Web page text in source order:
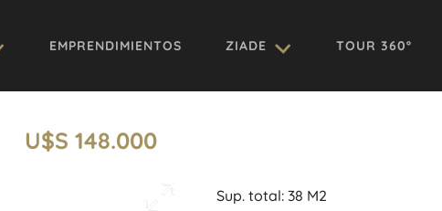
EMPRENDIMIENTOS ZIADE TOUR 360º
U$S 148.000
Sup. total: 38 M2